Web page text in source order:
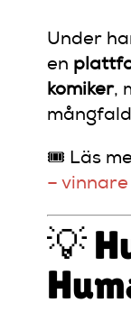
Under
en
komiker,
🎟️ Läs
–
💡